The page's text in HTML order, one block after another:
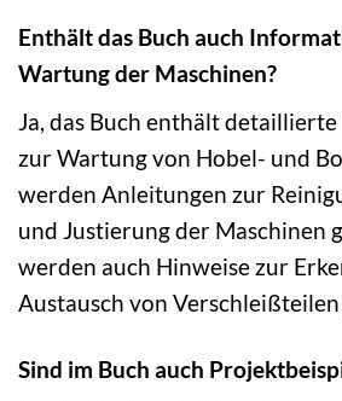
Enthält das Buch auch
Wartung der Maschinen?
Ja, das Buch enthält
zur Wartung von Hobel- und
werden Anleitungen zur
und Justierung der Maschinen
werden auch Hinweise zur
Austausch von Verschleißteilen
Sind im Buch auch